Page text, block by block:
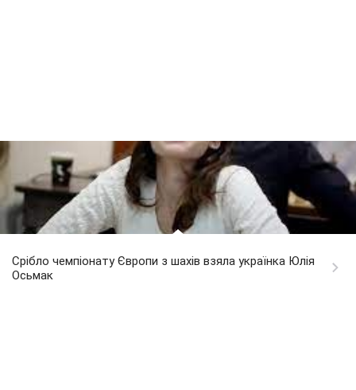
Срібло чемпіонату Європи з шахів взяла українка Юлія
Осьмак